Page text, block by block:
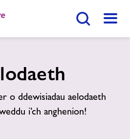
o ddewisiadau aelodaeth
i’ch anghenion!